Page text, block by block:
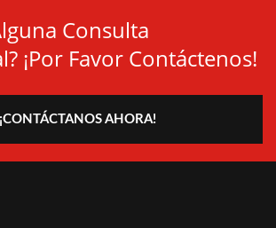
Consulta
¡Por Favor Contáctenos!
¡CONTÁCTANOS AHORA!